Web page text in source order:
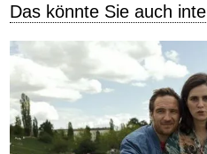
Das könnte Sie auch